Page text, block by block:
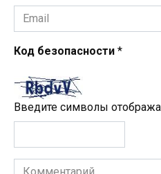
Email
*
Код безопасности *
Введите символы
Комментарий